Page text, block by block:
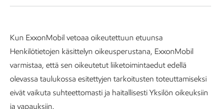
Kun ExxonMobil vetoaa oikeutettuun etuunsa
Henkilötietojen käsittelyn oikeusperustana, ExxonMobil
varmistaa, että sen oikeutetut liiketoimintaedut edellä
olevassa taulukossa esitettyjen tarkoitusten toteuttamiseksi
eivät vaikuta suhteettomasti ja haitallisesti Yksilön oikeuksiin
ja vapauksiin.